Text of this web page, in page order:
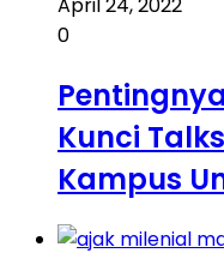
April 24, 2022
0
Kunci
Kampus